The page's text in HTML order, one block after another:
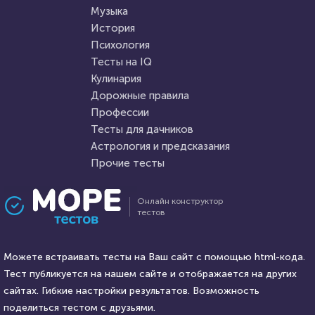
Пройти тест
17 марта 2021 17735
Психология
Awdienko HTML - код
5 октября 2021
Проходили 9705 раз
Тест на уникальность: "Что
Вы видите первым?"
Онлайн конструктор
тестов
Можете встраивать тесты на Ваш сайт с помощью html-кода.
Тест публикуется на нашем сайте и отображается на других
сайтах. Гибкие настройки результатов. Возможность
поделиться тестом с друзьями.
Музыка
История
Психология
Тесты на IQ
Кулинария
Дорожные правила
Профессии
Тесты для дачников
Астрология и предсказания
Прочие тесты